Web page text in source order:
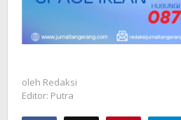
oleh Redaksi
Editor: Putra